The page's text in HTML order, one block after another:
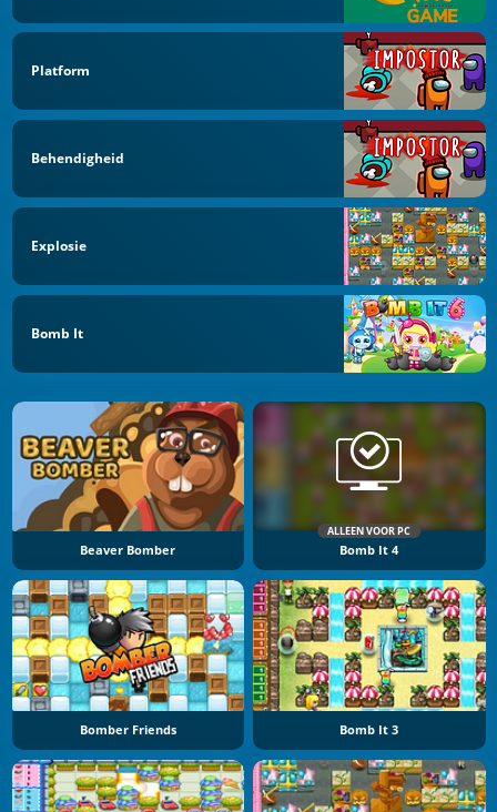
Platform
Behendigheid
Explosie
Bomb It
Beaver Bomber
ALLEEN VOOR PC
Bomb It 4
Bomber Friends Bomb It 3